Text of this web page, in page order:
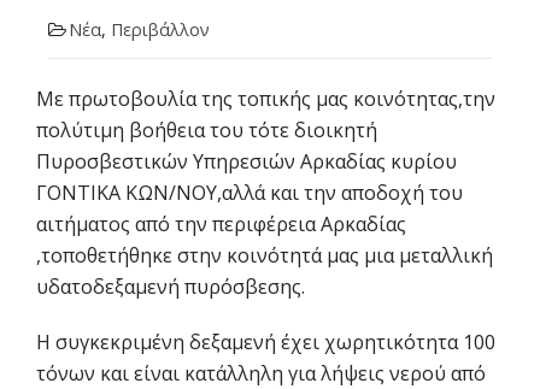
Νέα, Περιβάλλον
Με πρωτοβουλία της τοπικής μας κοινότητας,την
πολύτιμη βοήθεια του τότε διοικητή
Πυροσβεστικών Υπηρεσιών Αρκαδίας κυρίου
ΓΟΝΤΙΚΑ ΚΩΝ/ΝΟΥ,αλλά και την αποδοχή του
αιτήματος από την περιφέρεια Αρκαδίας
,τοποθετήθηκε στην κοινότητά μας μια μεταλλική
υδατοδεξαμενή πυρόσβεσης.
Η συγκεκριμένη δεξαμενή έχει χωρητικότητα 100
τόνων και είναι κατάλληλη για λήψεις νερού από